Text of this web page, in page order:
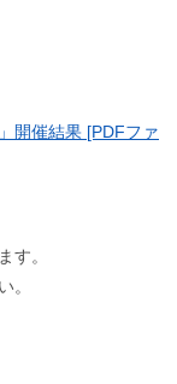
開催結果 [PDFファ
す。
。